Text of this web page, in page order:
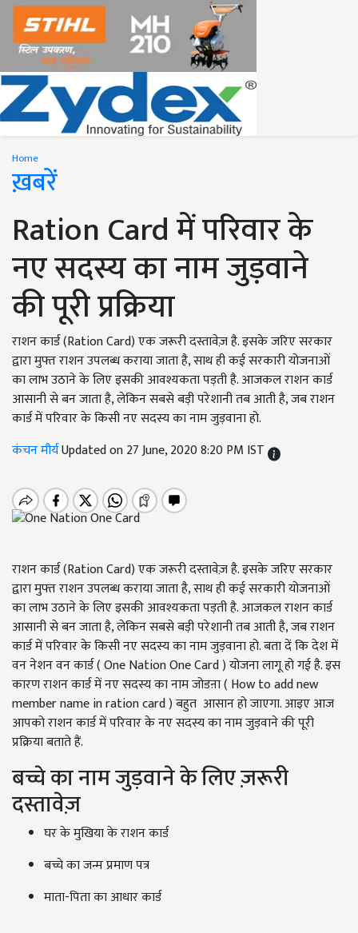
Home
ख़बरें
Ration Card में परिवार के
नए सदस्य का नाम जुड़वाने
की पूरी प्रक्रिया
राशन कार्ड (Ration Card) एक जरूरी दस्तावेज़ है. इसके जरिए सरकार
द्वारा मुफ्त राशन उपलब्ध कराया जाता है, साथ ही कई सरकारी योजनाओं
का लाभ उठाने के लिए इसकी आवश्यकता पड़ती है. आजकल राशन कार्ड
आसानी से बन जाता है, लेकिन सबसे बड़ी परेशानी तब आती है, जब राशन
कार्ड में परिवार के किसी नए सदस्य का नाम जुड़वाना हो.
कंचन मौर्यUpdated on 27 June, 2020 8:20 PM IST
राशन कार्ड (Ration Card) एक जरूरी दस्तावेज़ है. इसके जरिए सरकार
द्वारा मुफ्त राशन उपलब्ध कराया जाता है, साथ ही कई सरकारी योजनाओं
का लाभ उठाने के लिए इसकी आवश्यकता पड़ती है. आजकल राशन कार्ड
आसानी से बन जाता है, लेकिन सबसे बड़ी परेशानी तब आती है, जब राशन
कार्ड में परिवार के किसी नए सदस्य का नाम जुड़वाना हो. बता दें कि देश में
वन नेशन वन कार्ड ( One Nation One Card ) योजना लागू हो गई है. इस
कारण राशन कार्ड में नए सदस्य का नाम जोडऩा ( How to add new
member name in ration card ) बहुत आसान हो जाएगा. आइए आज
आपको राशन कार्ड में परिवार के नए सदस्य का नाम जुड़वाने की पूरी
प्रक्रिया बताते हैं.
बच्चे का नाम जुड़वाने के लिए ज़रूरी
दस्तावेज़
घर के मुखिया के राशन कार्ड
बच्चे का जन्म प्रमाण पत्र
माता-पिता का आधार कार्ड